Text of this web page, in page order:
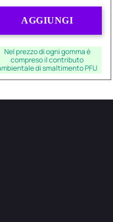
AGGIUNGI
Nel prezzo di ogni gomma è
compreso il contributo
di smaltimento PFU